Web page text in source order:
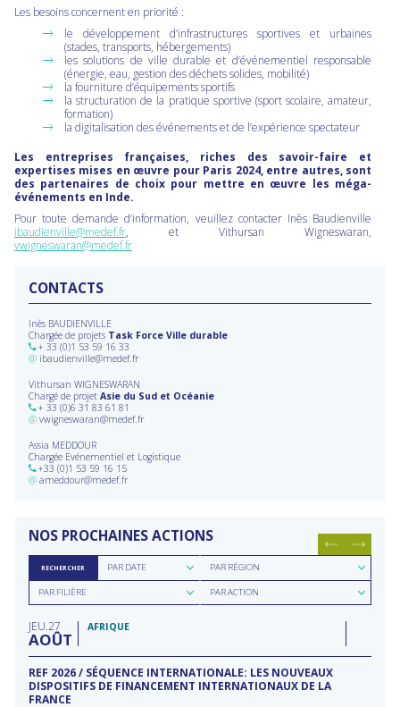
Les besoins concernent en priorité :
le développement d’infrastructures sportives et urbaines
(stades, transports, hébergements)
les solutions de ville durable et d’événementiel responsable
(énergie, eau, gestion des déchets solides, mobilité)
la fourniture d’équipements sportifs
la structuration de la pratique sportive (sport scolaire, amateur,
formation)
la digitalisation des événements et de l’expérience spectateur
Les entreprises françaises, riches des savoir-faire et
expertises mises en œuvre pour Paris 2024, entre autres, sont
des partenaires de choix pour mettre en œuvre les méga-
événements en Inde.
Pour toute demande d’information, veuillez contacter Inès Baudienville
ibaudienville@medef.fr, et Vithursan Wigneswaran,
vwigneswaran@medef.fr
CONTACTS
Inès BAUDIENVILLE
Chargée de projets Task Force Ville durable
+ 33 (0)1 53 59 16 33
@ ibaudienville@medef.fr
Vithursan WIGNESWARAN
Chargé de projet Asie du Sud et Océanie
+ 33 (0)6 31 83 61 81
@ vwigneswaran@medef.fr
Assia MEDDOUR
Chargée Evénementiel et Logistique
+33 (0)1 53 59 16 15
@ ameddour@medef.fr
NOS PROCHAINES ACTIONS
RECHERCHER
Rechercher
parPAR DATE
Rechercher
par
région
PAR RÉGION
Rechercher
parPAR FILIÈRE
Rechercher
parPAR ACTION
JEU 27
AOÛT
AFRIQUE
REF 2026 / SÉQUENCE INTERNATIONALE: LES NOUVEAUX
DISPOSITIFS DE FINANCEMENT INTERNATIONAUX DE LA
FRANCE